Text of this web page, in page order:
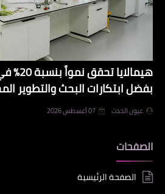
بفضل ابتكارات البحث والتطوير
عيون الحدث 07 أغسطس 2026
الصفحات
الصفحة الرئيسية